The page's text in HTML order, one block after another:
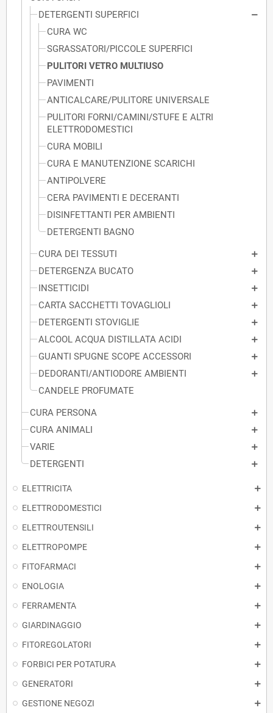
DETERGENTI SUPERFICI
CURA WC
SGRASSATORI/PICCOLE SUPERFICI
PULITORI VETRO MULTIUSO
PAVIMENTI
ANTICALCARE/PULITORE UNIVERSALE
PULITORI FORNI/CAMINI/STUFE E ALTRI
ELETTRODOMESTICI
CURA MOBILI
CURA E MANUTENZIONE SCARICHI
ANTIPOLVERE
CERA PAVIMENTI E DECERANTI
DISINFETTANTI PER AMBIENTI
DETERGENTI BAGNO
CURA DEI TESSUTI
DETERGENZA BUCATO
INSETTICIDI
CARTA SACCHETTI TOVAGLIOLI
DETERGENTI STOVIGLIE
ALCOOL ACQUA DISTILLATA ACIDI
GUANTI SPUGNE SCOPE ACCESSORI
DEDORANTI/ANTIODORE AMBIENTI
CANDELE PROFUMATE
CURA PERSONA
CURA ANIMALI
VARIE
DETERGENTI
ELETTRICITA
ELETTRODOMESTICI
ELETTROUTENSILI
ELETTROPOMPE
FITOFARMACI
ENOLOGIA
FERRAMENTA
GIARDINAGGIO
FITOREGOLATORI
FORBICI PER POTATURA
GENERATORI
GESTIONE NEGOZI